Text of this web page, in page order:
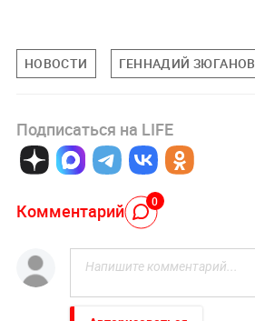
НОВОСТИ ГЕННАДИЙ ЗЮГАНОВ
Подписаться на LIFE
Комментарий 0